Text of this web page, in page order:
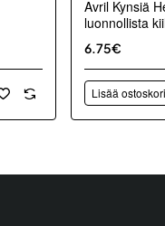
Avril Kynsiä
luonnollista
6.75€
Lisää